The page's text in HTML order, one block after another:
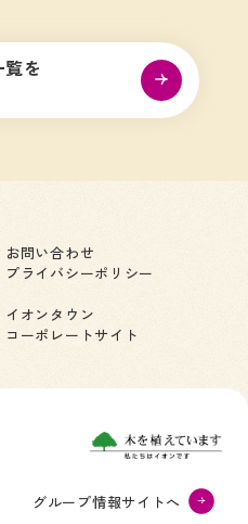
を
お問い合わせ
プライバシーポリシー
イオンタウン
コーポレートサイト
グループ情報サイトへ